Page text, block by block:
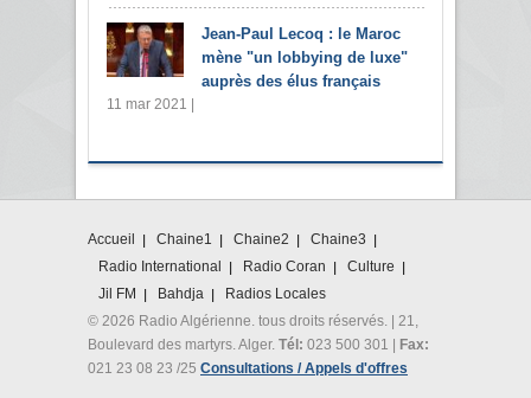
Jean-Paul Lecoq : le Maroc
mène "un lobbying de luxe"
auprès des élus français
11 mar 2021 |
Accueil Chaine1 Chaine2
Chaine3
Radio International
Radio Coran
Culture
Jil FM
Bahdja
Radios Locales
© 2026 Radio Algérienne. tous droits réservés. | 21,
Boulevard des martyrs. Alger. Tél: 023 500 301 |
Fax:
021 23 08 23 /25 Consultations / Appels d'offres